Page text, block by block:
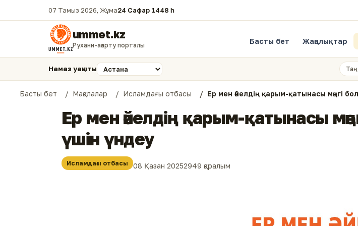
07 Тамыз 2026, Жұма24 Сафар 1448 һ.
ummet.kz
Рухани-ағарту порталы Басты бет Жаңалықтар
Намаз уақыты Таң
Басты бет Мақалалар Исламдағы отбасы Ер мен әйелдің қарым-қатынасы мәңгі
Ер мен әйелдің қарым-қатынасы
үшін үндеу
Исламдағы отбасы 08 Қазан 20252949 қаралым